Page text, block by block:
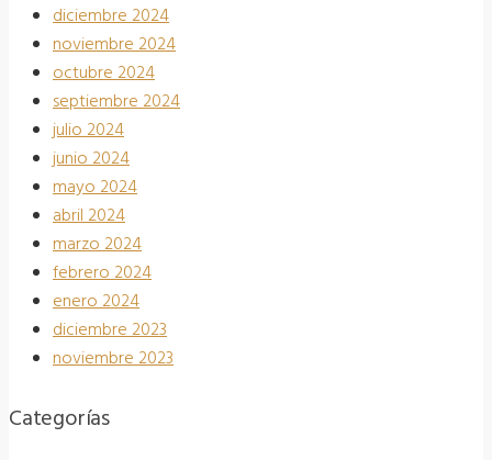
diciembre 2024
noviembre 2024
octubre 2024
septiembre 2024
julio 2024
junio 2024
mayo 2024
abril 2024
marzo 2024
febrero 2024
enero 2024
diciembre 2023
noviembre 2023
Categorías